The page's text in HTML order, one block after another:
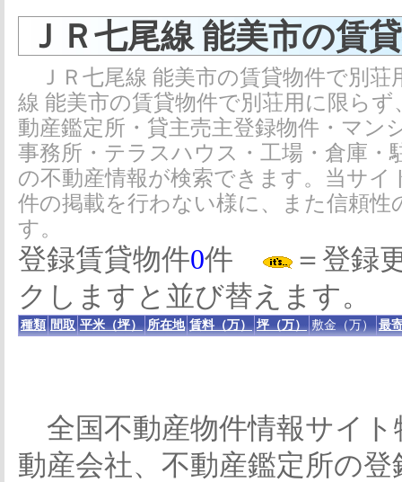
ＪＲ七尾線 能美市の賃
ＪＲ七尾線 能美市の賃貸物件で別
線 能美市の賃貸物件で別荘用に限ら
動産鑑定所・貸主売主登録物件・マン
事務所・テラスハウス・工場・倉庫
の不動産情報が検索できます。当サ
件の掲載を行わない様に、また信頼
す。
登録賃貸物件0件
＝登録
クしますと並び替えます。
種類 間取 平米（坪） 所在地 賃料（万） 坪（万） 敷金（万） 最
全国不動産物件情報サイト
動産会社、不動産鑑定所の